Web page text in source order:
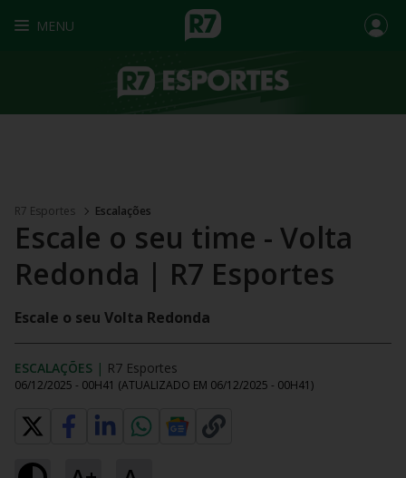
MENU
R7 Esportes Escalações
Escale o seu time - Volta
Redonda | R7 Esportes
Escale o seu Volta Redonda
ESCALAÇÕES | R7 Esportes
06/12/2025 - 00H41 (ATUALIZADO EM 06/12/2025 - 00H41)